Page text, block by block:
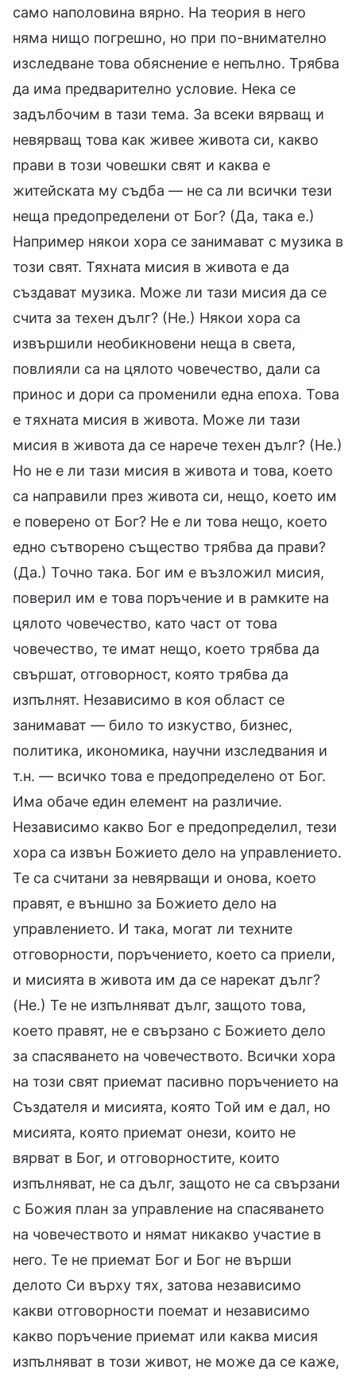
само наполовина вярно. На теория в него
няма нищо погрешно, но при по-внимателно
изследване това обяснение е непълно. Трябва
да има предварително условие. Нека се
задълбочим в тази тема. За всеки вярващ и
невярващ това как живее живота си, какво
прави в този човешки свят и каква е
житейската му съдба — не са ли всички тези
неща предопределени от Бог? (Да, така е.)
Например някои хора се занимават с музика в
този свят. Тяхната мисия в живота е да
създават музика. Може ли тази мисия да се
счита за техен дълг? (Не.) Някои хора са
извършили необикновени неща в света,
повлияли са на цялото човечество, дали са
принос и дори са променили една епоха. Това
е тяхната мисия в живота. Може ли тази
мисия в живота да се нарече техен дълг? (Не.)
Но не е ли тази мисия в живота и това, което
са направили през живота си, нещо, което им
е поверено от Бог? Не е ли това нещо, което
едно сътворено същество трябва да прави?
(Да.) Точно така. Бог им е възложил мисия,
поверил им е това поръчение и в рамките на
цялото човечество, като част от това
човечество, те имат нещо, което трябва да
свършат, отговорност, която трябва да
изпълнят. Независимо в коя област се
занимават — било то изкуство, бизнес,
политика, икономика, научни изследвания и
т.н. — всичко това е предопределено от Бог.
Има обаче един елемент на различие.
Независимо какво Бог е предопределил, тези
хора са извън Божието дело на управлението.
Те са считани за невярващи и онова, което
правят, е външно за Божието дело на
управлението. И така, могат ли техните
отговорности, поръчението, което са приели,
и мисията в живота им да се нарекат дълг?
(Не.) Те не изпълняват дълг, защото това,
което правят, не е свързано с Божието дело
за спасяването на човечеството. Всички хора
на този свят приемат пасивно поръчението на
Създателя и мисията, която Той им е дал, но
мисията, която приемат онези, които не
вярват в Бог, и отговорностите, които
изпълняват, не са дълг, защото не са свързани
с Божия план за управление на спасяването
на човечеството и нямат никакво участие в
него. Те не приемат Бог и Бог не върши
делото Си върху тях, затова независимо
какви отговорности поемат и независимо
какво поръчение приемат или каква мисия
изпълняват в този живот, не може да се каже,